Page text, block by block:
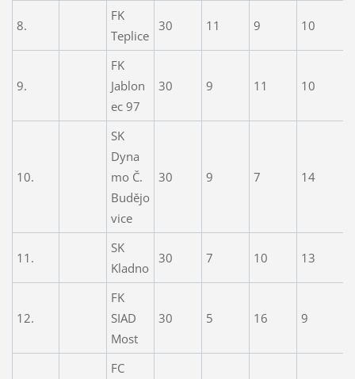
8.
FK
Teplice
30 11 9 10
9.
FK
Jablon
ec 97
30 9 11 10
10.
SK
Dyna
mo Č.
Budějo
vice
30 9 7 14
11.
SK
Kladno
30 7 10 13
12.
FK
SIAD
Most
30 5 16 9
FC